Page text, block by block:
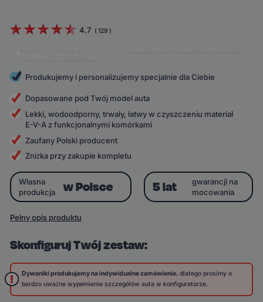
4.7 ( 129 )
Klienci doceniają produkt za: dopasowanie
łatwość czyszczenia
Produkujemy i personalizujemy specjalnie dla Ciebie
Dopasowane pod Twój model auta
Lekki, wodoodporny, trwały, łatwy w czyszczeniu materiał
E-V-A z funkcjonalnymi komórkami
Zaufany Polski producent
Zniżka przy zakupie kompletu
Skonfiguruj Twój zestaw:
Dywaniki produkujemy na indywidualne zamówienie, dlatego prosimy o
bardzo uważne wypełnienie szczegółów auta w konfiguratorze.
Własna
produkcja
w Polsce 5 lat
gwarancji na
mocowania
Pełny opis produktu